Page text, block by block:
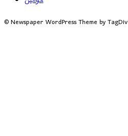
© Newspaper WordPress Theme by TagDiv